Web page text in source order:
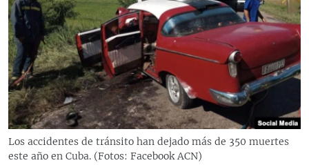
Los accidentes de tránsito han dejado más de 350 muertes
este año en Cuba. (Fotos: Facebook ACN)